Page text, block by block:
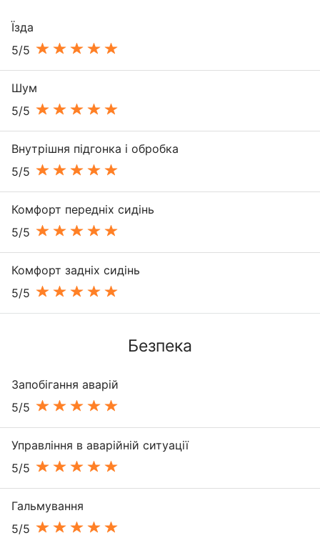
Їзда
5/5
Шум
5/5
Внутрішня підгонка і обробка
5/5
Комфорт передніх сидінь
5/5
Комфорт задніх сидінь
5/5
Безпека
Запобігання аварій
5/5
Управління в аварійній ситуації
5/5
Гальмування
5/5